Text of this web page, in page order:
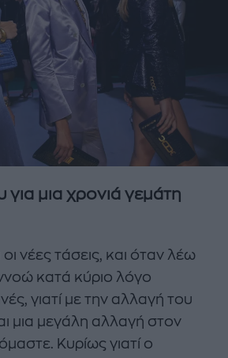
για μια χρονιά γεμάτη
οι νέες τάσεις, και όταν λέω
κατά κύριο λόγο
γιατί με την αλλαγή του
μια μεγάλη αλλαγή στον
Κυρίως γιατί ο